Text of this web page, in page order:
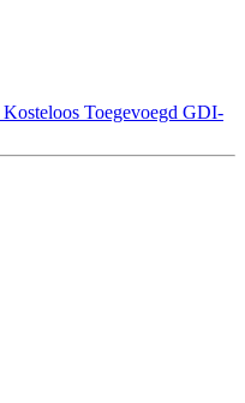
Kosteloos Toegevoegd GDI-